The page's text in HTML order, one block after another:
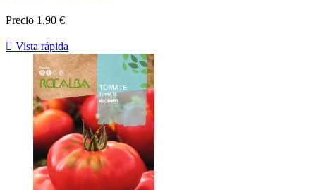
Precio 1,90 €
 Vista rápida